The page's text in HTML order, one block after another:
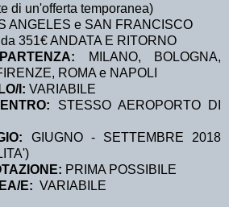
di un'offerta temporanea)
ANGELES e SAN FRANCISCO
da 351€ ANDATA E RITORNO
MILANO, BOLOGNA,
ROMA e NAPOLI
I: VARIABILE
STESSO AEROPORTO DI
GIUGNO - SETTEMBRE 2018
PRIMA POSSIBILE
E: VARIABILE